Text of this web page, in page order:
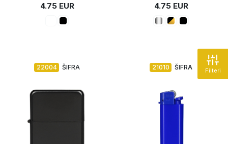
Filteri
4.75 EUR 4.75 EUR
ŠIFRA
22004 ŠIFRA
21010